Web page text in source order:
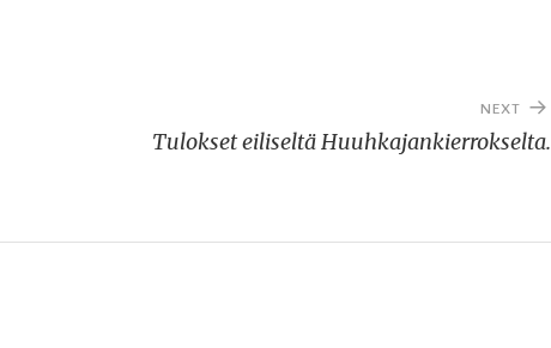
NEXT
Tulokset eiliseltä Huuhkajankierrokselta.